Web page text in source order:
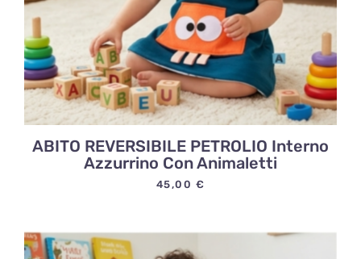
ABITO REVERSIBILE PETROLIO Interno
Azzurrino Con Animaletti
45,00 €